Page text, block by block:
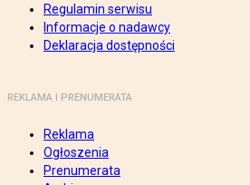
Regulamin serwisu
Informacje o nadawcy
Deklaracja dostępności
REKLAMA I PRENUMERATA
Reklama
Ogłoszenia
Prenumerata